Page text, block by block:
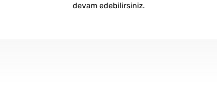
devam edebilirsiniz.